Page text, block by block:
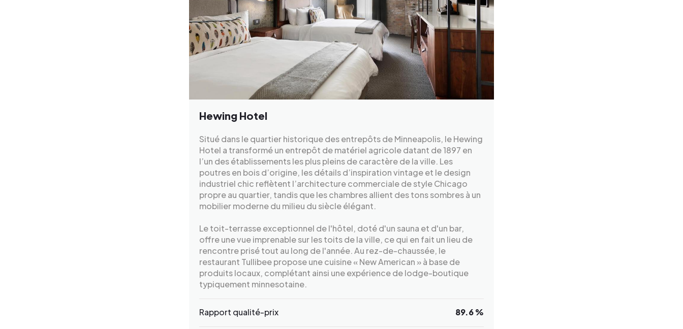
Hewing Hotel
Situé dans le quartier historique des entrepôts de Minneapolis, le Hewing
Hotel a transformé un entrepôt de matériel agricole datant de 1897 en
l’un des établissements les plus pleins de caractère de la ville. Les
poutres en bois d’origine, les détails d’inspiration vintage et le design
industriel chic reflètent l’architecture commerciale de style Chicago
propre au quartier, tandis que les chambres allient des tons sombres à un
mobilier moderne du milieu du siècle élégant.
Le toit-terrasse exceptionnel de l'hôtel, doté d'un sauna et d'un bar,
offre une vue imprenable sur les toits de la ville, ce qui en fait un lieu de
rencontre prisé tout au long de l'année. Au rez-de-chaussée, le
restaurant Tullibee propose une cuisine « New American » à base de
produits locaux, complétant ainsi une expérience de lodge-boutique
typiquement minnesotaine.
Rapport qualité-prix 89.6 %